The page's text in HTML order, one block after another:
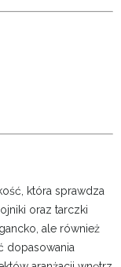
która sprawdza
oraz tarczki
ale również
dopasowania